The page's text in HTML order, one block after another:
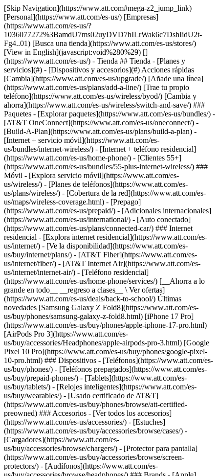
[Skip Navigation](https://www.att.com#mega-z2_jump_link) [Personal](https://www.att.com/es-us/) [Empresas](https://www.att.com/es-us/?1036077272%3BamdU7ms02uyDVD7hILrWak6c7DshIidU2t-Fg4..01) [Busca una tienda](https://www.att.com/es-us/stores/) [View in English](javascript:void%280%29) [](https://www.att.com/es-us/) - Tienda ## Tienda - [Planes y servicios](#) - [Dispositivos y accesorios](#) Acciones rápidas [Cambia](https://www.att.com/es-us/upgrade/) [Añade una línea](https://www.att.com/es-us/plans/add-a-line/) [Trae tu propio teléfono](https://www.att.com/es-us/wireless/byod/) [Cambia y ahorra](https://www.att.com/es-us/wireless/switch-and-save/) ### Paquetes - [Explorar paquetes](https://www.att.com/es-us/bundles/) - [AT&T OneConnect](https://www.att.com/es-us/oneconnect/) - [Build-A-Plan](https://www.att.com/es-us/plans/build-a-plan) - [Internet + servicio móvil](https://www.att.com/es-us/bundles/internet-wireless/) - [Internet + teléfono residencial](https://www.att.com/es-us/home-phone/) - [Clientes 55+](https://www.att.com/es-us/bundles/55-plus-internet-wireless/) ### Móvil - [Explora servicio móvil](https://www.att.com/es-us/wireless/) - [Planes de teléfonos](https://www.att.com/es-us/plans/wireless/) - [Cobertura de la red](https://www.att.com/es-us/maps/wireless-coverage.html) - [Prepago](https://www.att.com/es-us/prepaid/) - [Adicionales internacionales](https://www.att.com/es-us/international/) - [Auto conectado](https://www.att.com/es-us/plans/connected-car/) ### Internet residencial - [Explora internet residencial](https://www.att.com/es-us/internet/) - [Ve la disponibilidad](https://www.att.com/es-us/buy/internet/plans/) - [AT&T Fiber](https://www.att.com/es-us/internet/fiber/) - [AT&T Internet Air](https://www.att.com/es-us/internet/internet-air/) - [Teléfono residencial](https://www.att.com/es-us/home-phone/services/) [__Ahorra a lo grande en todo__ __regreso a clases__ \ Ver ofertas](https://www.att.com/es-us/deals/back-to-school/) Últimas novedades [Samsung Galaxy Z Fold8](https://www.att.com/es-us/buy/phones/samsung-galaxy-z-fold8.html) [iPhone 17 Pro](https://www.att.com/es-us/buy/phones/apple-iphone-17-pro.html) [AirPods Pro 3](https://www.att.com/es-us/buy/accessories/Headphones/apple-airpods-pro-3.html) [Google Pixel 10 Pro](https://www.att.com/es-us/buy/phones/google-pixel-10-pro.html) ### Dispositivos - [Teléfonos](https://www.att.com/es-us/buy/phones/) - [Teléfonos prepagados](https://www.att.com/es-us/buy/prepaid-phones/) - [Tablets](https://www.att.com/es-us/buy/tablets/) - [Relojes inteligentes](https://www.att.com/es-us/buy/wearables/) - [Usado certificado de AT&T](https://www.att.com/es-us/buy/phones/browse/att-certified-preowned) ### Accesorios - [Ver todos los accesorios](https://www.att.com/es-us/accessories/) - [Estuches](https://www.att.com/es-us/buy/accessories/browse/cases/) - [Cargadores](https://www.att.com/es-us/buy/accessories/browse/chargers/) - [Protector para pantalla](https://www.att.com/es-us/buy/accessories/browse/screen-protectors/) - [Audífonos](https://www.att.com/es-us/buy/accessories/browse/headphones/) ### Brands - [Apple](https://www.att.com/es-us/buy/phones/browse/apple/) - [Samsung](https://www.att.com/es-us/buy/phones/browse/samsung/) - [Motorola](https://www.att.com/es-us/buy/phones/browse/motorola/) - [Google](https://www.att.com/es-us/buy/phones/browse/google/) - [Meta](https://www.att.com/es-us/buy/accessories/browse/all/meta/) [__Obtén el nuevo Samsung Galaxy Z Fold8 por $0 con intercambio elegible__ \ Reserva](https://www.att.com/es-us/buy/phones/samsung-galaxy-z-fold8.html) - Ofertas ## Ofertas - [Nuevos y destacados](#) - [Descuentos para clientes](#) Destacados [Ve todas las ofertas](https://www.att.com/es-us/deals/) [Ofertas de servicio móvil](https://www.att.com/es-us/deals/cell-phone-deals/) [Ofertas de internet](https://www.att.com/es-us/deals/internet/) [Ofertas de intercambio](https://www.att.com/es-us/buy/phones/browse/tradeinoffer/) [Sin ofertas de intercambio](https://www.att.com/es-us/buy/phones/browse/nontradeinoffer/) ### Ofertas de tendencia - [Samsung Galaxy](https://www.att.com/es-us/buy/phones/browse/samsung_hasdeals_value_nontradeinoffer_tradeinoffer/) - [Apple iPhone](https://www.att.com/es-us/buy/phones/browse/apple_hasdeals_value_nontradeinoffer_tradeinoffer/) - [Menos de $50](https://www.att.com/es-us/buy/accessories/browse/all/price-range-25-50_price-range-5-25_5-and-under/) - [Ofertas de regreso a clases](https://www.att.com/es-us/deals/back-to-school/) ### Ofertas de dispositivos y accesorios - [Teléfonos](https://www.att.com/es-us/buy/phones/browse/hasdeals_value_nontradeinoffer_tradeinoffer/) - [Teléfonos prepagados](https://www.att.com/es-us/buy/prepaid-phones/browse/hasdeals/) - [Tablets](https://www.att.com/es-us/buy/tablets/browse/hasdeals_nontradeinoffer/) - [Relojes inteligentes](https://www.att.com/es-us/buy/wearables/browse/hasdeals_nontradeinoffer/) - [Ofertas de accesorios](https://www.att.com/es-us/buy/accessories/browse/all/deals/) ### Suscripciones - [AT&T OneConnect](https://www.att.com/es-us/oneconnect/) [__Cámbiate a AT&T y averigua cómo obtener hasta $800 por línea para terminar tu contrato__ \ Compra ahora](https://www.att.com/es-us/buy/phones/) ### Descuentos por ocupación - [Empleados de empresas](https://www.att.com/es-us/verification/signaturehub/#employment) - [Militares y veteranos](https://www.att.com/es-us/offers/discount-program/military-discount/) - [Maestros](https://www.att.com/es-us/offers/discount-program/teacher/) - [Enfermeros y médicos](https://www.att.com/es-us/verification/signaturehub/#medical) - [Personal de emergencias activo](https://www.att.com/es-us/firstnetandfamily/) ### Descuentos por afiliación - [Clientes 55+](https://www.att.com/es-us/verification/signaturehub/#age) - [Personal retirado del servicio de emergencia](https://www.att.com/es-us/offers/discount-program/retired-responders/) - [Trabajadores de sindicatos](https://www.att.com/es-us/offers/discount-program/union-discount/) - [Estudiantes](https://www.att.com/es-us/verification/signaturehub/#student) ### Ahorros para socios - [Descuento con tarjeta de crédito](https://www.att.com/es-us/?1036077272%3BamdU7ms02uyDVD7hIidU2t-FgOyvGkzT7uyJVm497PywgLdW2iYTVis9IZcUaO3.z1) - [Beneficios y más](https://andmorebenefits.att.com/root-discovery) [__Maestros: ahorra hasta $150 por línea y hasta un 20% en planes__ \ Obtén detalles](https://www.att.com/es-us/offers/discount-program/teacher/) - La diferencia de AT&T ## La diferencia de AT&T - [Nuestra ventaja competitiva](#) ### ¿Por qué elegirnos? - [Garantía AT&T](https://www.att.com/es-us/why-att/guarantee/) - [Por qué AT&T](https://www.att.com/es-us/why-att/) - [AT&T vs. T-Mobile y Verizon](https://www.att.com/es-us/wireless/switch-and-save/#compare-us) - [AT&T Fiber vs. Spectrum y Xfinity](https://www.att.com/es-us/internet/fiber/#compare-us) - [Prueba AT&T gratis](https://www.att.com/es-us/wireless/free-trial/) - [Cambia y ahorra](https://www.att.com/es-us/wireless/switch-and-save/) ### Cobertura excepcional - [Mapa de cobertura 5G](https://www.att.com/es-us/maps/wireless-coverage.html) - [Mapa de cobertura de fibra óptica](https://www.att.com/es-us/internet/fiber/coverage-map/) [__La mejor garantía de Estados Unidos__ \ Obtén detalles](https://www.att.com/es-us/why-att/guarantee/) - Ayuda ## Ayuda - [Factura y cuenta](#) - [Móvil](#) - [Internet](#) Acciones rápidas [Ve toda la ayuda](https://www.att.com/es-us/support/) [Ver mi cuenta](https://www.att.com/es-us/acctmgmt/overview) [Centro de pagos](https://www.att.com/es-us/acctmgmt/mypaymentcenter) [Centro de facturación](https://www.att.com/es-us/acctmgmt/billing/mybillingcenter) ### Factura y pagos - [Comprende tu factura](https://www.att.com/es-us/support/my-account/understand-your-bill/) - [Averigua por qué tu factura cambió](https://www.att.com/es-us/support/article/my-account/KM1051879/) - [Configura y administra AutoPay](https://www.att.com/es-us/acctmgmt/mypaymentcenter?intent=MANAGEAUTOPAY) - [Ve las cuotas de los dispositivos](https://www.att.com/es-us/acctmgmt/payment/installmentplandetails) - [Pagar sin iniciar sesión](https://www.att.com/es-us/acctmgmt/fastpmt/fastpay) ### Cuenta - [Cambiar o restablecer contraseña](https://www.att.com/es-us/support/article/my-account/KM1008941/) - [Añade o elimina cuentas](https://www.att.com/es-us/support/article/my-account/KM1008925/) - [Traslada el servicio de internet](https://www.att.com/es-us/help/moving/) - [Ve tus pedidos y reclamaciones](https://www.att.com/es-us/orders/history) - [Más ayuda con la cuenta](https://www.att.com/es-us/support/my-account/) [__La mejor garantía de Estados Unidos__ \ Obtén detalles](https://www.att.com/es-us/why-att/guarantee/) Acciones rápidas [Administrar mi servicio móvil](https://www.att.com/es-us/acctmgmt/mywireless) [Rastrear mi pedido](https://www.att.com/es-us/orders/history) [Añade AT&T International Day Pass](https://www.att.com/es-us/acctmgmt/signin?intent=DEEPLINK&soc=IRRLHDF&level=CAT&source=ILC242589969&wtExtndSource=Megamenu) ### Mi dispositivo - [Verificar mi uso](https://www.att.com/es-us/acctmgmt/usage/mysummary) - [Administra complementos](https://www.att.com/es-us/acctmgmt/wireless/manage-addon) - [Cambiar mi plan](https://www.att.com/es-us/acctmgmt/mywireless/manageplan/) - [Añade una línea](https://www.att.com/es-us/buy/postpaid/?wlsfi=AL) - [Consultar los requisitos de cambio](https://www.att.com/es-us/buy/postpaid/?wlsfi=up) - [Activa un dispositivo móvil](https://www.att.com/es-us/